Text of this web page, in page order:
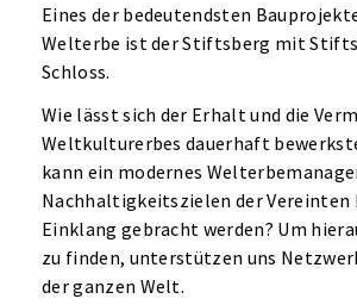
Eines der bedeutendsten
Welterbe ist der Stiftsberg mit
Schloss.
Wie lässt sich der Erhalt und die
Weltkulturerbes dauerhaft
kann ein modernes
Nachhaltigkeitszielen der Vereinten
Einklang gebracht werden? Um
zu finden, unterstützen uns
der ganzen Welt.